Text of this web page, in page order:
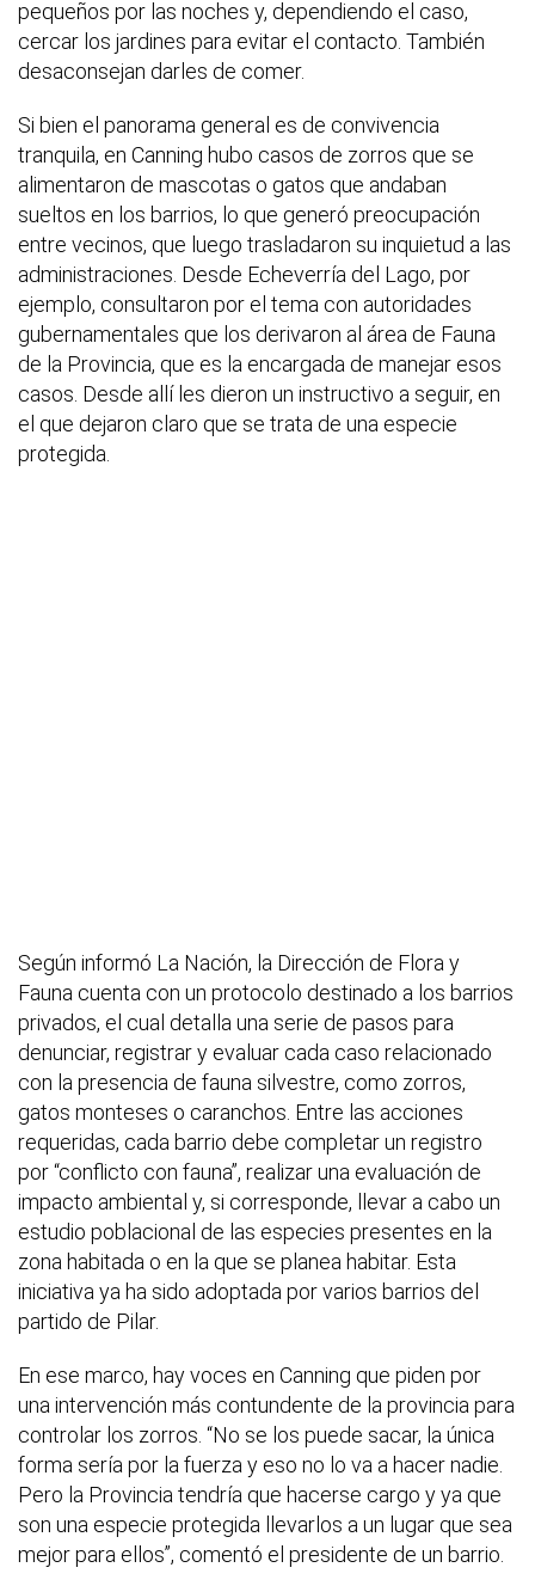
pequeños por las noches y, dependiendo el caso,
cercar los jardines para evitar el contacto. También
desaconsejan darles de comer.
Si bien el panorama general es de convivencia
tranquila, en Canning hubo casos de zorros que se
alimentaron de mascotas o gatos que andaban
sueltos en los barrios, lo que generó preocupación
entre vecinos, que luego trasladaron su inquietud a las
administraciones. Desde Echeverría del Lago, por
ejemplo, consultaron por el tema con autoridades
gubernamentales que los derivaron al área de Fauna
de la Provincia, que es la encargada de manejar esos
casos. Desde allí les dieron un instructivo a seguir, en
el que dejaron claro que se trata de una especie
protegida.
Según informó La Nación, la Dirección de Flora y
Fauna cuenta con un protocolo destinado a los barrios
privados, el cual detalla una serie de pasos para
denunciar, registrar y evaluar cada caso relacionado
con la presencia de fauna silvestre, como zorros,
gatos monteses o caranchos. Entre las acciones
requeridas, cada barrio debe completar un registro
por “conflicto con fauna”, realizar una evaluación de
impacto ambiental y, si corresponde, llevar a cabo un
estudio poblacional de las especies presentes en la
zona habitada o en la que se planea habitar. Esta
iniciativa ya ha sido adoptada por varios barrios del
partido de Pilar.
En ese marco, hay voces en Canning que piden por
una intervención más contundente de la provincia para
controlar los zorros. “No se los puede sacar, la única
forma sería por la fuerza y eso no lo va a hacer nadie.
Pero la Provincia tendría que hacerse cargo y ya que
son una especie protegida llevarlos a un lugar que sea
mejor para ellos”, comentó el presidente de un barrio.